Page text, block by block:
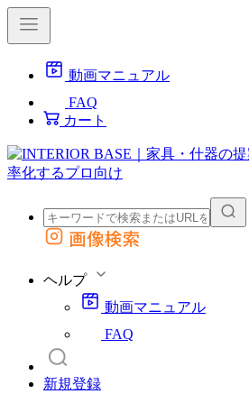
動画マニュアル
FAQ
カート
外部サイトの商品をカートに追加
画像検索
ヘルプ
動画マニュアル
FAQ
新規登録